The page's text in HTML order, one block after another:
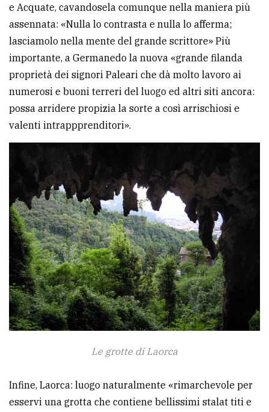
e Acquate, cavandosela comunque nella maniera più
assennata: «Nulla lo contrasta e nulla lo afferma;
lasciamolo nella mente del grande scrittore» Più
importante, a Germanedo la nuova «grande filanda
proprietà dei signori Paleari che dà molto lavoro ai
numerosi e buoni terreri del luogo ed altri siti ancora:
possa arridere propizia la sorte a così arrischiosi e
valenti intrappprenditori».
Le grotte di Laorca
Infine, Laorca: luogo naturalmente «rimarchevole per
esservi una grotta che contiene bellissimi stalat titi e